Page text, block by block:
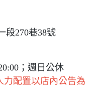
段270巷38號
；週日公休
配置以店內公告為